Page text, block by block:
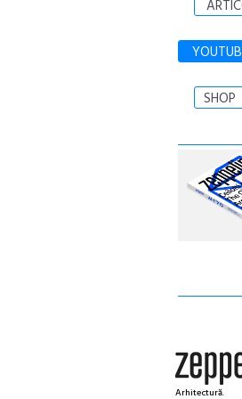
SHOP
Arhitectură.